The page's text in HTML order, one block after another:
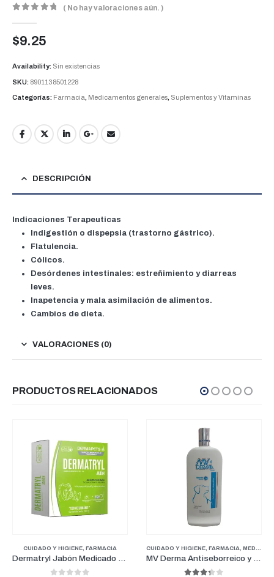
( No hay valoraciones aún. )
$9.25
Availability: Sin existencias
SKU: 8901138501228
Categorías: Farmacia, Medicamentos generales, Suplementos y Vitaminas
DESCRIPCIÓN
Indicaciones Terapeuticas
Indigestión o dispepsia (trastorno gástrico).
Flatulencia.
Cólicos.
Desórdenes intestinales: estreñimiento y diarreas
leves.
Inapetencia y mala asimilación de alimentos.
Cambios de dieta.
VALORACIONES (0)
PRODUCTOS RELACIONADOS
FARMACIA,PERROS
CUIDADO Y HIGIENE FARMACIA
Dermatryl Jabón Medicado Dermapets 100 g
CUIDADO Y HIGIENE FARMACIA MEDICAMENTOS GENERALES
MV Derma Antiseborreico y Queratolítico Shampoo 16 Onz